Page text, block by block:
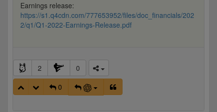
Earnings release:
https://s1.q4cdn.com/777653952/files/doc_financials/202
2/q1/Q1-2022-Earnings-Release.pdf
2
0
0